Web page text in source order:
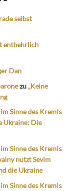
selbst
entbehrlich
Dan
zu „Keine
Sinne des Kremls
Ukraine: Die
Sinne des Kremls
nutzt Sevim
die Ukraine
Sinne des Kremls